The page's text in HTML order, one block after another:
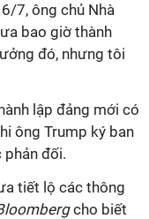
7, ông chủ Nhà
bao giờ thành
đó, nhưng tôi
lập đảng mới có
ông Trump ký ban
phản đối.
tiết lộ các thông
cho biết